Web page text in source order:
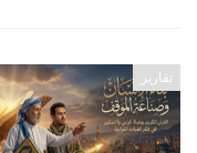
تقارير